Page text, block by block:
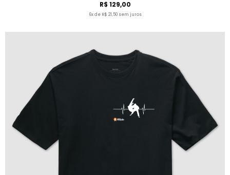
R$ 129,00
6x de R$ 21,50 sem juros